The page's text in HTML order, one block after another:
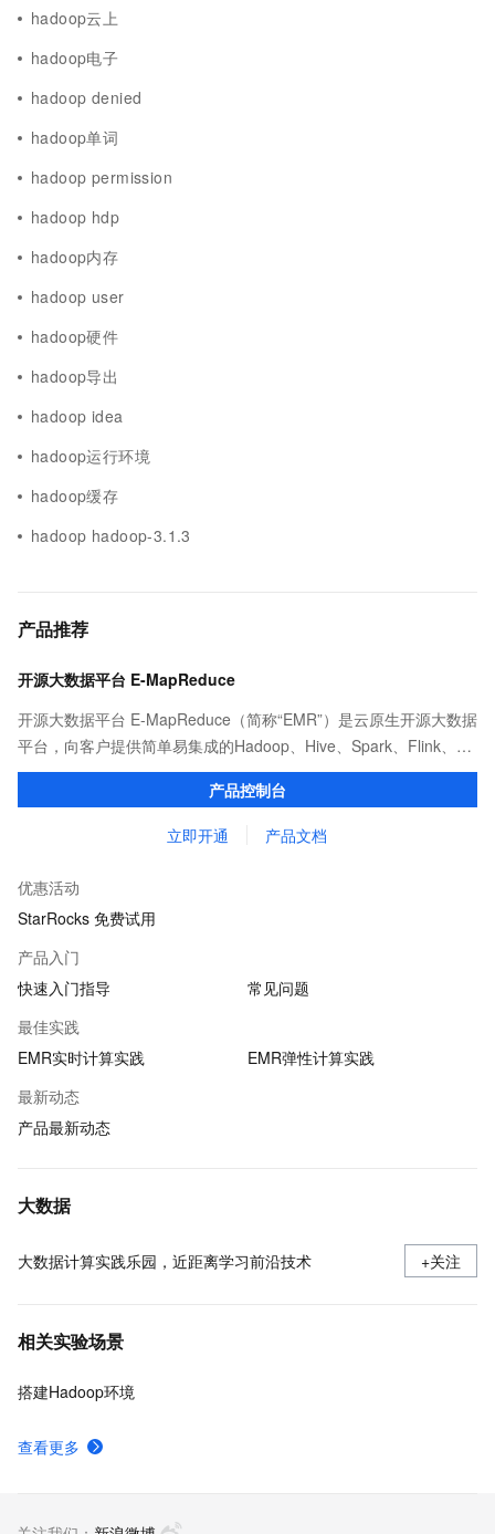
hadoop云上
hadoop电子
hadoop denied
hadoop单词
hadoop permission
hadoop hdp
hadoop内存
hadoop user
hadoop硬件
hadoop导出
hadoop idea
hadoop运行环境
hadoop缓存
hadoop hadoop-3.1.3
产品推荐
开源大数据平台 E-MapReduce
开源大数据平台 E-MapReduce（简称“EMR”）是云原生开源大数据
平台，向客户提供简单易集成的Hadoop、Hive、Spark、Flink、
Presto、ClickHouse、StarRocks、Delta、Hudi等开源大数据计算
产品控制台
立即开通 产品文档
优惠活动
StarRocks 免费试用
产品入门
快速入门指导
常见问题
最佳实践
EMR实时计算实践
EMR弹性计算实践
最新动态
产品最新动态
大数据
大数据计算实践乐园，近距离学习前沿技术 +关注
相关实验场景
搭建Hadoop环境
查看更多